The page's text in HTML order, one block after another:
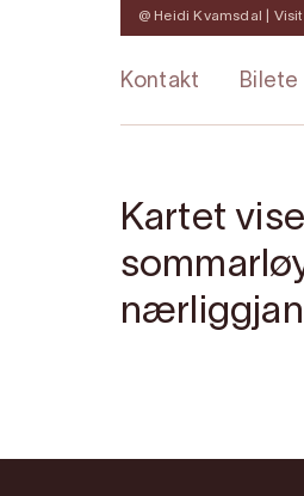
@ Heidi Kvamsdal |
Kontakt Bilete
Kartet